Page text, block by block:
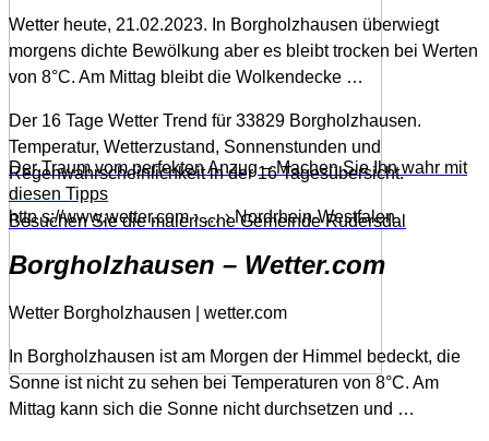
Der Traum vom perfekten Anzug – Machen Sie Ihn wahr mit
diesen Tipps
Besuchen Sie die malerische Gemeinde Rudersdal
Wetter heute, 21.02.2023. In Borgholzhausen überwiegt
morgens dichte Bewölkung aber es bleibt trocken bei Werten
von 8°C. Am Mittag bleibt die Wolkendecke …
Der 16 Tage Wetter Trend für 33829 Borgholzhausen.
Temperatur, Wetterzustand, Sonnenstunden und
Regenwahrscheinlichkeit in der 16 Tagesübersicht.
http s://www.wetter.com › … › Nordrhein-Westfalen
Borgholzhausen – Wetter.com
Wetter Borgholzhausen | wetter.com
In Borgholzhausen ist am Morgen der Himmel bedeckt, die
Sonne ist nicht zu sehen bei Temperaturen von 8°C. Am
Mittag kann sich die Sonne nicht durchsetzen und …